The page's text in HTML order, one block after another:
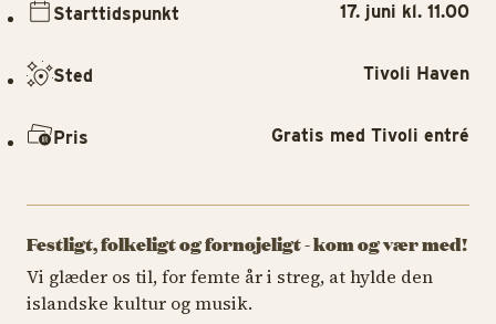
Festligt, folkeligt og fornøjeligt - kom og vær med!
Vi glæder os til, for femte år i streg, at hylde den
islandske kultur og musik.
Starttidspunkt 17. juni kl. 11.00
Sted Tivoli Haven
Pris Gratis med Tivoli entré